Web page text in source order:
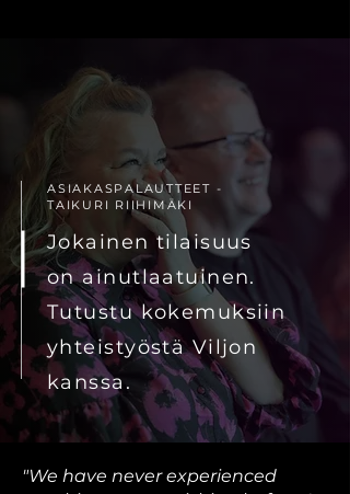
ASIAKASPALAUTTEET -
TAIKURI RIIHIMÄKI
Jokainen tilaisuus
on ainutlaatuinen.
Tutustu kokemuksiin
yhteistyöstä Viljon
kanssa.
"We have never experienced